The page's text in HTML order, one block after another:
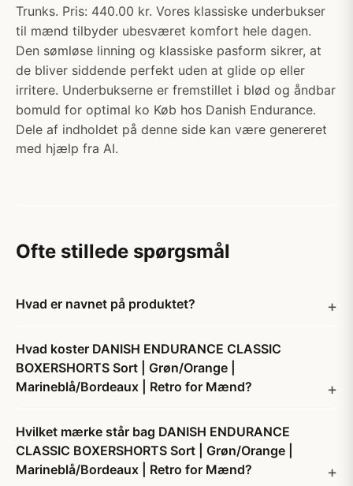
Trunks. Pris: 440.00 kr. Vores klassiske underbukser
til mænd tilbyder ubesværet komfort hele dagen.
Den sømløse linning og klassiske pasform sikrer, at
de bliver siddende perfekt uden at glide op eller
irritere. Underbukserne er fremstillet i blød og åndbar
bomuld for optimal ko Køb hos Danish Endurance.
Dele af indholdet på denne side kan være genereret
med hjælp fra AI.
Ofte stillede spørgsmål
Hvad er navnet på produktet?
Hvad koster DANISH ENDURANCE CLASSIC
BOXERSHORTS Sort | Grøn/Orange |
Marineblå/Bordeaux | Retro for Mænd?
Hvilket mærke står bag DANISH ENDURANCE
CLASSIC BOXERSHORTS Sort | Grøn/Orange |
Marineblå/Bordeaux | Retro for Mænd?